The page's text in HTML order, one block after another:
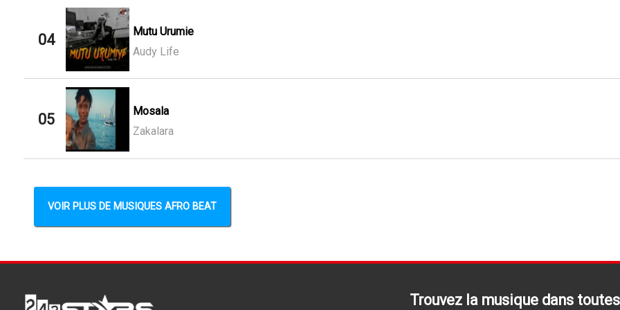
04
Mutu Urumie
Audy Life
05
Mosala
Zakalara
VOIR PLUS DE MUSIQUES AFRO BEAT
Trouvez la musique dans